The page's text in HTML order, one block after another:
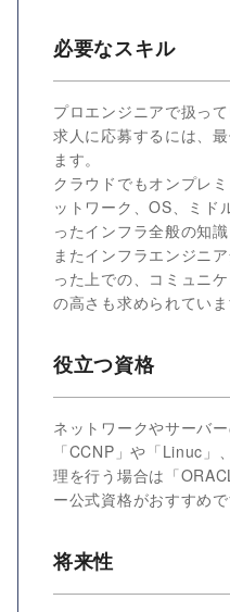
必要なスキル
プロエンジニアで扱っ
求人に応募するには、
ます。
クラウドでもオンプレ
ットワーク、OS、ミド
ったインフラ全般の知
またインフラエンジニ
った上での、コミュニ
の高さも求められていま
役立つ資格
ネットワークやサーバ
「CCNP」や「Linuc」
理を行う場合は「
ー公式資格がおすすめで
将来性